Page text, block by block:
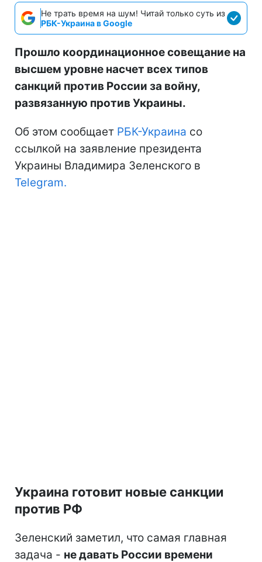
Не трать время на шум! Читай только суть из
РБК-Украина в Google
Прошло координационное совещание на
высшем уровне насчет всех типов
санкций против России за войну,
развязанную против Украины.
Об этом сообщает РБК-Украина со
ссылкой на заявление президента
Украины Владимира Зеленского в
Telegram.
Украина готовит новые санкции
против РФ
Зеленский заметил, что самая главная
задача - не давать России времени